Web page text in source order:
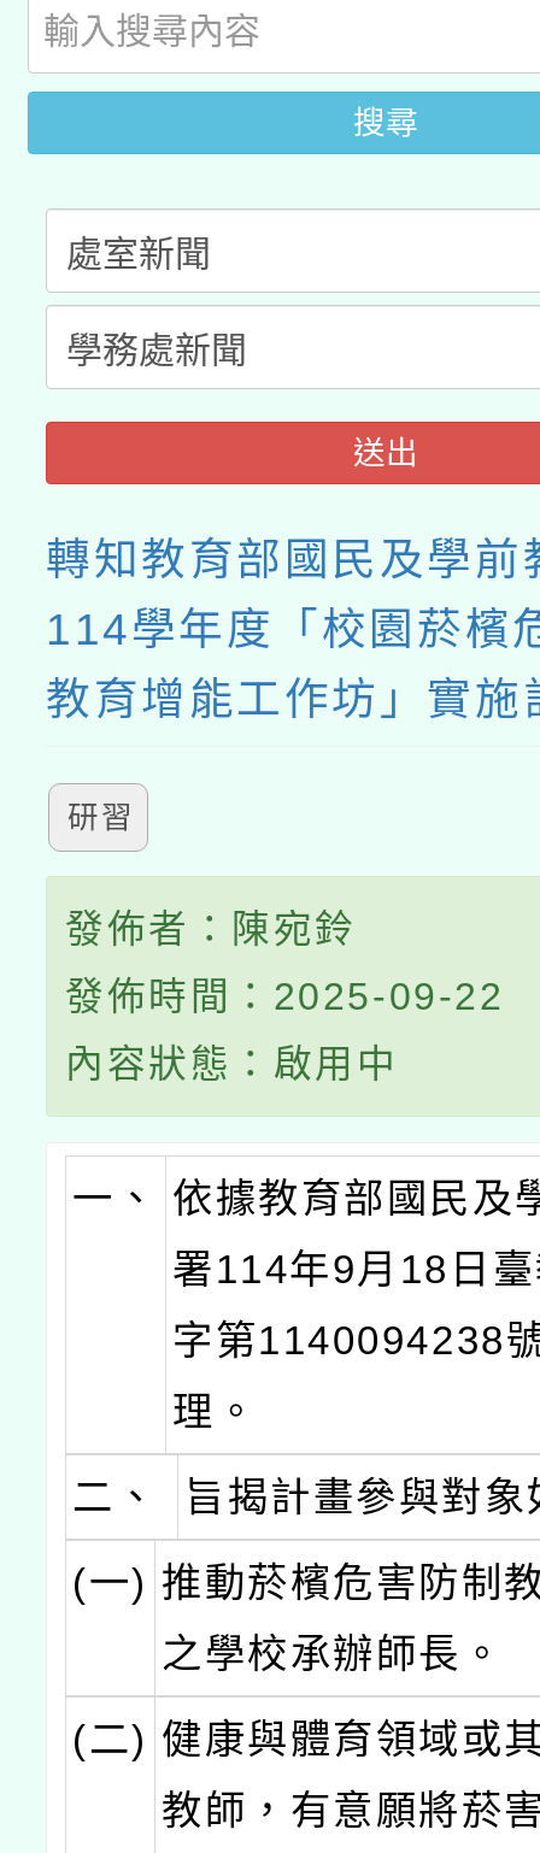
用水績優單位及節水達
動」
桃園市孔廟祈福系列
開 智慧啟航」
2026年桃園地景藝術
搜尋
送出
轉知教育部國民及學前
114學年度「校園菸檳
教育增能工作坊」實施
研習
發佈者：陳宛鈴
發佈時間：2025-09-22
內容狀態：啟用中
一、
依據教育部國民及
署114年9月18日
字第1140094238
理。
二、
旨揭計畫參與對象
(一) 推動菸檳危害防制
之學校承辦師長。
(二) 健康與體育領域或
教師，有意願將菸